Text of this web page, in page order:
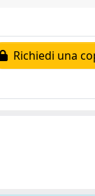
Richiedi una